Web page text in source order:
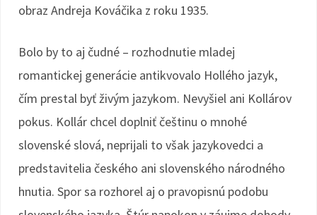
obraz Andreja Kováčika z roku 1935.
Bolo by to aj čudné – rozhodnutie mladej
romantickej generácie antikvovalo Hollého jazyk,
čím prestal byť živým jazykom. Nevyšiel ani Kollárov
pokus. Kollár chcel doplniť češtinu o mnohé
slovenské slová, neprijali to však jazykovedci a
predstavitelia českého ani slovenského národného
hnutia. Spor sa rozhorel aj o pravopisnú podobu